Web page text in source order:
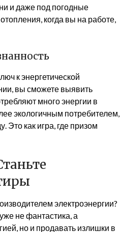
и даже под погодные
когда вы на работе,
к энергетической
вы сможете выявить
много энергии в
экологичным потребителем,
Это как игра, где призом
электроэнергии?
не фантастика, а
но и продавать излишки в